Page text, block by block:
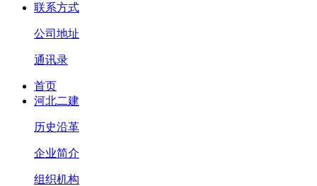
联系方式
公司地址
通讯录
首页
河北二建
历史沿革
企业简介
组织机构